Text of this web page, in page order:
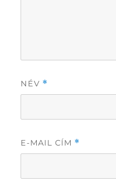
NÉV *
E-MAIL CÍM *